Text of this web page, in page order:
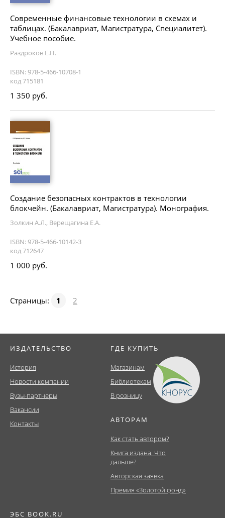
Современные финансовые технологии в схемах и
таблицах. (Бакалавриат, Магистратура, Специалитет).
Учебное пособие.
Раздроков Е.Н.
ISBN: 978-5-466-10708-1
код 715181
1 350 руб.
Создание безопасных контрактов в технологии
блокчейн. (Бакалавриат, Магистратура). Монография.
Золкин А.Л., Верещагина Е.А.
ISBN: 978-5-466-10142-3
код 712647
1 000 руб.
Страницы: 1 2
ИЗДАТЕЛЬСТВО
История
Новости компании
Вузы-партнеры
Вакансии
Контакты
ГДЕ КУПИТЬ
Магазинам
Библиотекам
В розницу
АВТОРАМ
Как стать автором?
Книга издана. Что
дальше?
Авторская заявка
Премия «Золотой фонд»
ЭБС BOOK.RU